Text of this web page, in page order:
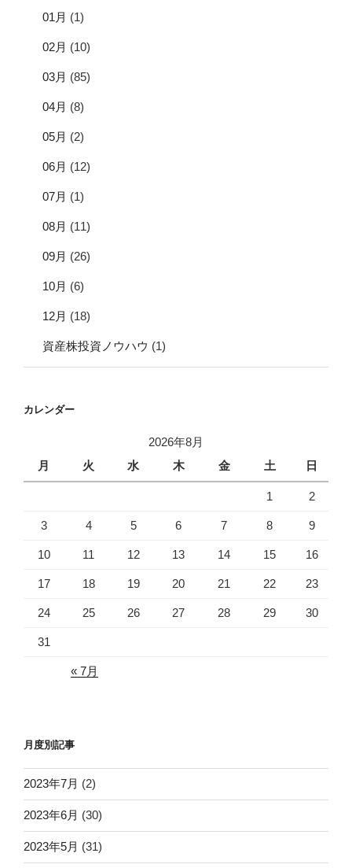
01月 (1)
02月 (10)
03月 (85)
04月 (8)
05月 (2)
06月 (12)
07月 (1)
08月 (11)
09月 (26)
10月 (6)
12月 (18)
資産株投資ノウハウ (1)
カレンダー
2026年8月
月
火 水 木 金 土 日
1 2
3 4 5 6 7 8 9
10 11 12 13 14 15 16
17 18 19 20 21 22 23
24 25 26 27 28 29 30
31
« 7月
月度別記事
2023年7月 (2)
2023年6月 (30)
2023年5月 (31)